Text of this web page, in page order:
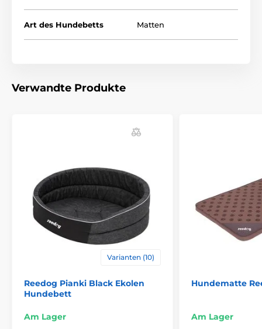
Die Hundeliegematten REEDOG werden aus einem
hochwertigen Material Cordura hergestellt.
grosse Hunderassen. Die richtige Grösse hilft Ihnen
Art des Hundebetts Matten
Verwandte Produkte
Varianten (10)
Reedog Pianki Black Ekolen
Hundebett
Am Lager
Hundematte
Am Lager